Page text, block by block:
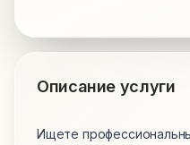
Описание услуги
Ищете